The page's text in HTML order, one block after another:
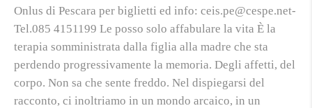
Onlus di Pescara per biglietti ed info: ceis.pe@cespe.net-
Tel.085 4151199 Le posso solo affabulare la vita È la
terapia somministrata dalla figlia alla madre che sta
perdendo progressivamente la memoria. Degli affetti, del
corpo. Non sa che sente freddo. Nel dispiegarsi del
racconto, ci inoltriamo in un mondo arcaico, in un